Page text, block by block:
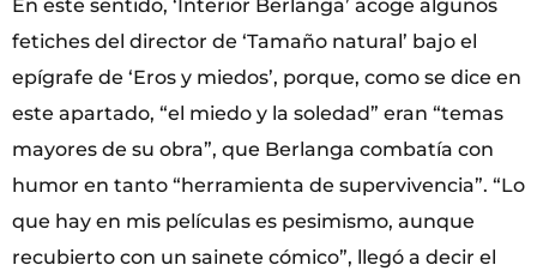
En este sentido, ‘Interior Berlanga’ acoge algunos
fetiches del director de ‘Tamaño natural’ bajo el
epígrafe de ‘Eros y miedos’, porque, como se dice en
este apartado, “el miedo y la soledad” eran “temas
mayores de su obra”, que Berlanga combatía con
humor en tanto “herramienta de supervivencia”. “Lo
que hay en mis películas es pesimismo, aunque
recubierto con un sainete cómico”, llegó a decir el